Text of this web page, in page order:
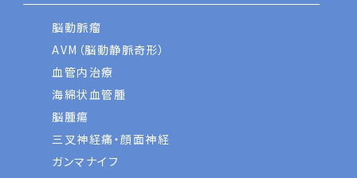
脳動脈瘤
AVM（脳動静脈奇形）
血管内治療
海綿状血管腫
脳腫瘍
三叉神経痛・顔面神経
ガンマナイフ